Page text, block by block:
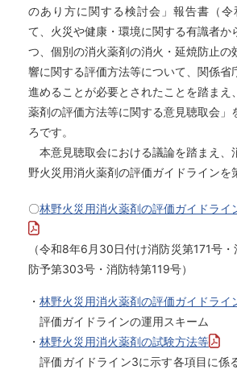
のあり方に関する検討会」報告書（
て、火災や健康・環境に関する有識者か
つ、個別の消火薬剤の消火・延焼防止の
響に関する評価方法等について、関係省
進めることが必要とされたことを踏まえ
薬剤の評価方法等に関する意見聴取会」
ろです。
本意見聴取会における議論を踏まえ、
野火災用消火薬剤の評価ガイドラインを
〇林野火災用消火薬剤の評価ガイドライ
（令和8年6月30日付け消防災第171号
防予第303号・消防特第119号）
・ 林野火災用消火薬剤の評価ガイドライ
評価ガイドラインの運用スキーム
・ 林野火災用消火薬剤の試験方法等
評価ガイドライン3に示す各項目に係